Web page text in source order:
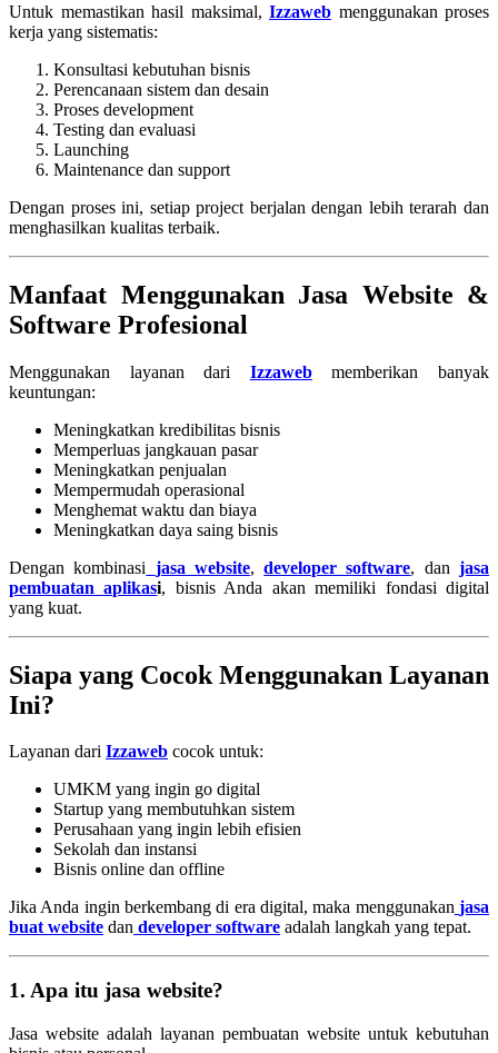
Untuk memastikan hasil maksimal, Izzaweb menggunakan proses
kerja yang sistematis:
Konsultasi kebutuhan bisnis
Perencanaan sistem dan desain
Proses development
Testing dan evaluasi
Launching
Maintenance dan support
Dengan proses ini, setiap project berjalan dengan lebih terarah dan
menghasilkan kualitas terbaik.
Manfaat Menggunakan Jasa Website &
Software Profesional
Menggunakan layanan dari Izzawebmemberikan banyak
keuntungan:
Meningkatkan kredibilitas bisnis
Memperluas jangkauan pasar
Meningkatkan penjualan
Mempermudah operasional
Menghemat waktu dan biaya
Meningkatkan daya saing bisnis
Dengan kombinasi jasa website,developer software, danjasa
pembuatan aplikasi, bisnis Anda akan memiliki fondasi digital
yang kuat.
Siapa yang Cocok Menggunakan Layanan
Ini?
Layanan dari Izzaweb cocok untuk:
UMKM yang ingin go digital
Startup yang membutuhkan sistem
Perusahaan yang ingin lebih efisien
Sekolah dan instansi
Bisnis online dan offline
Jika Anda ingin berkembang di era digital, maka menggunakan jasa
buat website dan developer software adalah langkah yang tepat.
1. Apa itu jasa website?
Jasa website adalah layanan pembuatan website untuk kebutuhan